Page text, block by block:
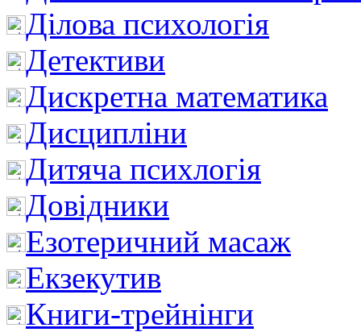
Ділова психологія
Детективи
Дискретна математика
Дисципліни
Дитяча психлогія
Довідники
Езотеричний масаж
Екзекутив
Книги-трейнінги